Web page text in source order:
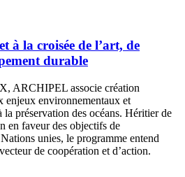
la croisée de l’art, de
durable
ARCHIPEL associe création
enjeux environnementaux et
préservation des océans. Héritier de
en faveur des objectifs de
unies, le programme entend
de coopération et d’action.